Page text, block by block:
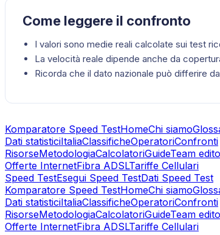
Come leggere il confronto
I valori sono medie reali calcolate sui test
La velocità reale dipende anche da
Ricorda che il dato nazionale può differire
Komparatore Speed TestHomeChi siamo
Dati statisticiItaliaClassificheOperatoriConfronti
RisorseMetodologiaCalcolatoriGuideTeam
Offerte InternetFibra ADSLTariffe Cellulari
Speed TestEsegui Speed TestDati Speed Test
Komparatore Speed TestHomeChi siamo
Dati statisticiItaliaClassificheOperatoriConfronti
RisorseMetodologiaCalcolatoriGuideTeam
Offerte InternetFibra ADSLTariffe Cellulari